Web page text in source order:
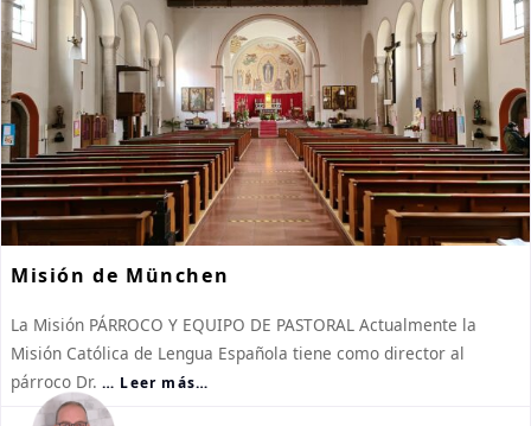
Misión de München
La Misión PÁRROCO Y EQUIPO DE PASTORAL Actualmente la
Misión Católica de Lengua Española tiene como director al
párroco Dr. … Leer más…